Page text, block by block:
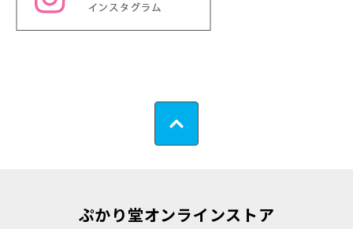
ぷかり堂オンラインストア